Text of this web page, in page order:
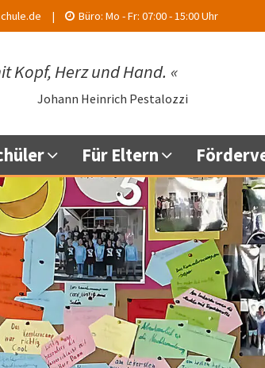
Büro: Mo - Fr: 07:00 - 15:00 Uhr
Kopf, Herz und Hand. «
Johann Heinrich Pestalozzi
Für Eltern